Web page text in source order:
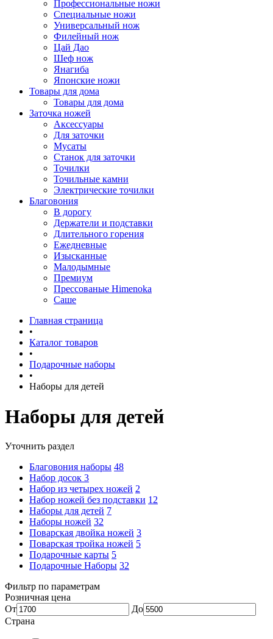
Профессиональные ножи
Специальные ножи
Универсальный нож
Филейный нож
Цай Дао
Шеф нож
Янагиба
Японские ножи
Товары для дома
Товары для дома
Заточка ножей
Аксессуары
Для заточки
Мусаты
Станок для заточки
Точилки
Точильные камни
Электрические точилки
Благовония
В дорогу
Держатели и подставки
Длительного горения
Ежедневные
Изысканные
Малодымные
Премиум
Прессованые Himenoka
Саше
Главная страница
•
Каталог товаров
•
Подарочные наборы
•
Наборы для детей
Наборы для детей
Уточнить раздел
Благовония наборы 48
Набор досок 3
Набор из четырех ножей 2
Набор ножей без подставки 12
Наборы для детей 7
Наборы ножей 32
Поварская двойка ножей 3
Поварская тройка ножей 5
Подарочные карты 5
Подарочные Наборы 32
Фильтр по параметрам
Розничная цена
От
До
Страна